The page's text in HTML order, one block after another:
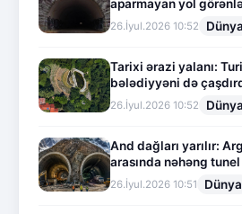
aparmayan yol
26.İyul.2026 10:52 Dünya
Tarixi ərazi yalanı:
bələdiyyəni də
26.İyul.2026 10:52 Dünya
And dağları yarılır:
arasında nəhəng
26.İyul.2026 10:51 Dünya